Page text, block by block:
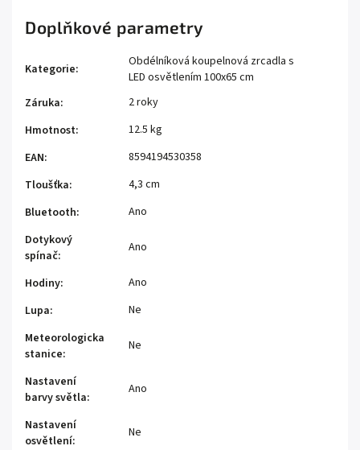
Doplňkové parametry
Kategorie:
Obdélníková koupelnová zrcadla s
LED osvětlením 100x65 cm
Záruka:
2 roky
Hmotnost:
12.5 kg
EAN:
8594194530358
Tloušťka:
4,3 cm
Bluetooth:
Ano
Dotykový
spínač:
Ano
Hodiny:
Ano
Lupa:
Ne
Meteorologicka
stanice:
Ne
Nastavení
barvy světla:
Ano
Nastavení
osvětlení:
Ne